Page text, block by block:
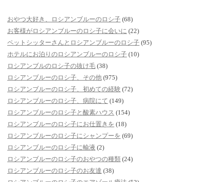
おやつ大好き、ロシアンブルーのロシ子 (68)
お客様がロシアンブルーのロシ子に会いに (22)
ペットシッターさんとロシアンブルーのロシ子 (95)
ホテルにお泊りのロシアンブルーのロシ子 (10)
ロシアンブルのロシ子の抜け毛 (38)
ロシアンブルーのロシ子、その他 (975)
ロシアンブルーのロシ子、初めての経験 (72)
ロシアンブルーのロシ子、病院にて (149)
ロシアンブルーのロシ子と酸素ハウス (154)
ロシアンブルーのロシ子にお仕置きを (18)
ロシアンブルーのロシ子にシャンプーを (69)
ロシアンブルーのロシ子に輸液 (2)
ロシアンブルーのロシ子のおやつの種類 (24)
ロシアンブルーのロシ子のお友達 (38)